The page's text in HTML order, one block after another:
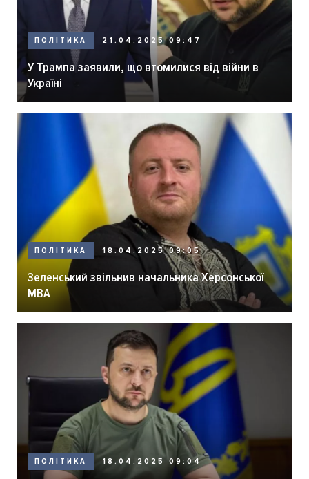
ПОЛІТИКА 21.04.2025 09:47
У Трампа заявили, що втомилися від війни в
Україні
ПОЛІТИКА 18.04.2025 09:05
Зеленський звільнив начальника Херсонської
МВА
ПОЛІТИКА 18.04.2025 09:04